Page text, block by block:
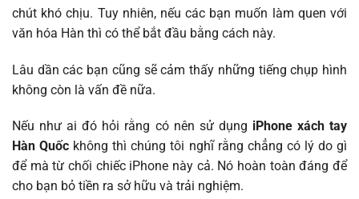
chút khó chịu. Tuy nhiên, nếu các bạn muốn làm quen với
văn hóa Hàn thì có thể bắt đầu bằng cách này.
Lâu dần các bạn cũng sẽ cảm thấy những tiếng chụp hình
không còn là vấn đề nữa.
Nếu như ai đó hỏi rằng có nên sử dụng iPhone xách tay
Hàn Quốc không thì chúng tôi nghĩ rằng chẳng có lý do gì
để mà từ chối chiếc iPhone này cả. Nó hoàn toàn đáng để
cho bạn bỏ tiền ra sở hữu và trải nghiệm.